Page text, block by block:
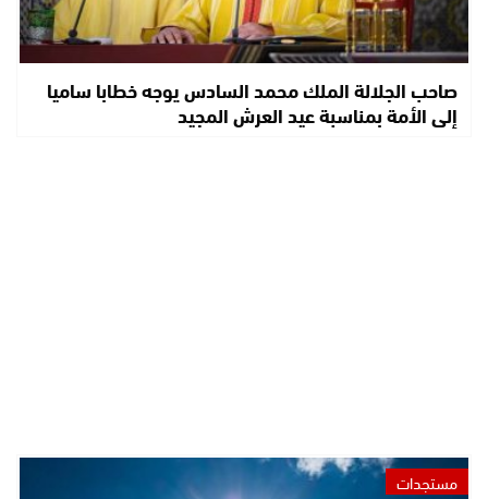
صاحب الجلالة الملك محمد السادس يوجه خطابا ساميا
إلى الأمة بمناسبة عيد العرش المجيد
مستجدات